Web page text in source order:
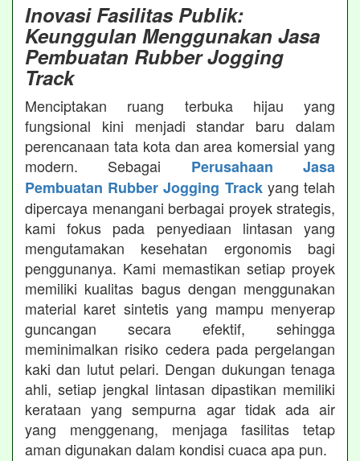
Inovasi Fasilitas Publik:
Keunggulan Menggunakan Jasa
Pembuatan Rubber Jogging
Track
Menciptakan ruang terbuka hijau yang
fungsional kini menjadi standar baru dalam
perencanaan tata kota dan area komersial yang
modern. Sebagai Perusahaan Jasa
Pembuatan Rubber Jogging Trackyang telah
dipercaya menangani berbagai proyek strategis,
kami fokus pada penyediaan lintasan yang
mengutamakan kesehatan ergonomis bagi
penggunanya. Kami memastikan setiap proyek
memiliki kualitas bagus dengan menggunakan
material karet sintetis yang mampu menyerap
guncangan secara efektif, sehingga
meminimalkan risiko cedera pada pergelangan
kaki dan lutut pelari. Dengan dukungan tenaga
ahli, setiap jengkal lintasan dipastikan memiliki
kerataan yang sempurna agar tidak ada air
yang menggenang, menjaga fasilitas tetap
aman digunakan dalam kondisi cuaca apa pun.